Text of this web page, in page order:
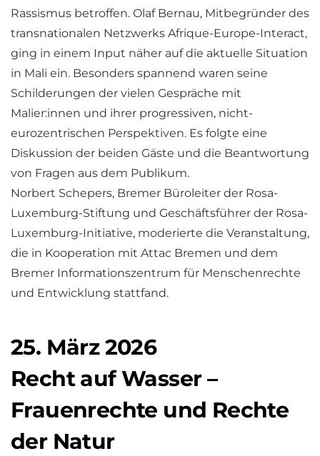
Rassismus betroffen. Olaf Bernau, Mitbegründer des
transnationalen Netzwerks Afrique-Europe-Interact,
ging in einem Input näher auf die aktuelle Situation
in Mali ein. Besonders spannend waren seine
Schilderungen der vielen Gespräche mit
Malier:innen und ihrer progressiven, nicht-
eurozentrischen Perspektiven. Es folgte eine
Diskussion der beiden Gäste und die Beantwortung
von Fragen aus dem Publikum.
Norbert Schepers, Bremer Büroleiter der Rosa-
Luxemburg-Stiftung und Geschäftsführer der Rosa-
Luxemburg-Initiative, moderierte die Veranstaltung,
die in Kooperation mit Attac Bremen und dem
Bremer Informationszentrum für Menschenrechte
und Entwicklung stattfand.
25. März 2026
Recht auf Wasser –
Frauenrechte und Rechte
der Natur